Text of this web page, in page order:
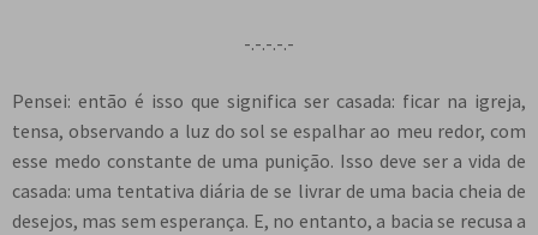
-.-.-.-.-
Pensei: então é isso que significa ser casada: ficar na igreja,
tensa, observando a luz do sol se espalhar ao meu redor, com
esse medo constante de uma punição. Isso deve ser a vida de
casada: uma tentativa diária de se livrar de uma bacia cheia de
desejos, mas sem esperança. E, no entanto, a bacia se recusa a